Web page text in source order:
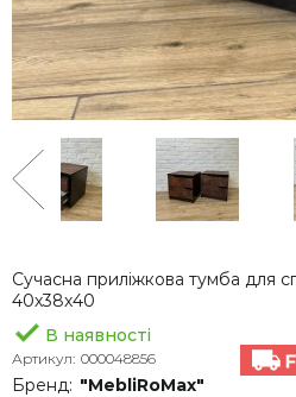
Сучасна приліжкова тумба для
40х38х40
В наявності
Артикул: 000048856
Бренд: "MebliRoMax"